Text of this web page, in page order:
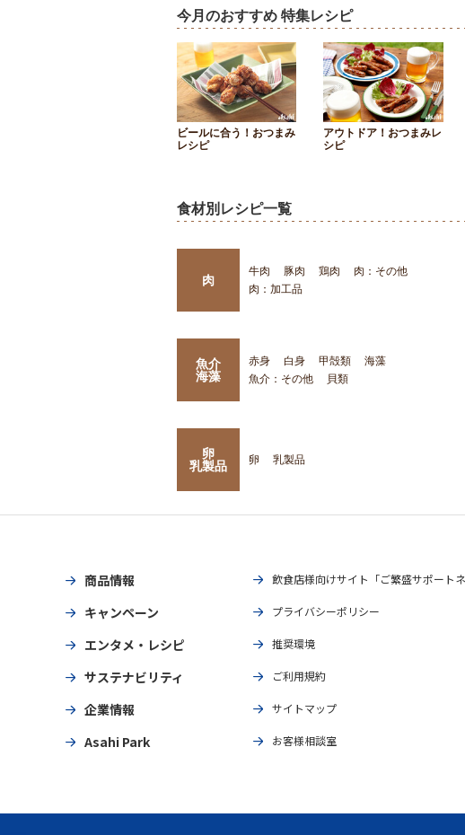
今月のおすすめ 特集レシピ
ビールに合う！おつまみ
レシピ
アウトドア！おつまみレ
シピ
食材別レシピ一覧
肉
牛肉 豚肉 鶏肉
肉：その他
肉：加工品
魚介
海藻
赤身 白身 甲殻類
海藻
魚介：その他
貝類
卵
乳製品
卵 乳製品
商品情報
キャンペーン
エンタメ・レシピ
サステナビリティ
企業情報
Asahi Park
飲食店様向けサイト「ご繁盛サポートネ
プライバシーポリシー
推奨環境
ご利用規約
サイトマップ
お客様相談室